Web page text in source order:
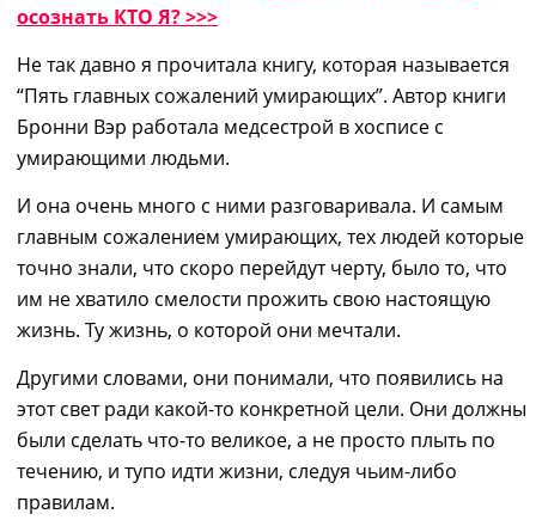
осознать КТО Я? >>>
Не так давно я прочитала книгу, которая называется
“Пять главных сожалений умирающих”. Автор книги
Бронни Вэр работала медсестрой в хосписе с
умирающими людьми.
И она очень много с ними разговаривала. И самым
главным сожалением умирающих, тех людей которые
точно знали, что скоро перейдут черту, было то, что
им не хватило смелости прожить свою настоящую
жизнь. Ту жизнь, о которой они мечтали.
Другими словами, они понимали, что появились на
этот свет ради какой-то конкретной цели. Они должны
были сделать что-то великое, а не просто плыть по
течению, и тупо идти жизни, следуя чьим-либо
правилам.